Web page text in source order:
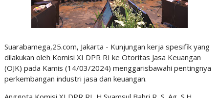
Suarabamega,25.com, Jakarta - Kunjungan kerja spesifik yang
dilakukan oleh Komisi XI DPR RI ke Otoritas Jasa Keuangan
(OJK) pada Kamis (14/03/2024) menggarisbawahi pentingnya
perkembangan industri jasa dan keuangan.